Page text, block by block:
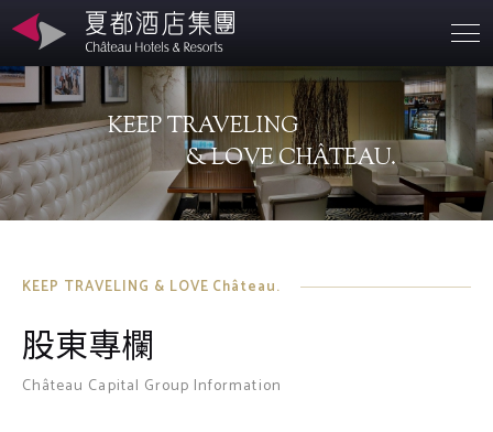
KEEP TRAVELING
& LOVE CHÂTEAU.
KEEP TRAVELING & LOVE Château.
股東專欄
Château Capital Group Information
營業據點
關於夏都
永續發展
聯絡資訊
投資人專區